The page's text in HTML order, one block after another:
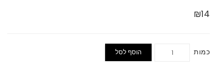
₪14
כמות הוסף לסל